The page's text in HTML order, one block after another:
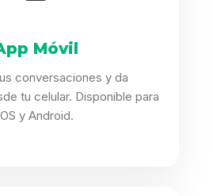
Móvil
conversaciones y da
tu celular. Disponible para
y Android.